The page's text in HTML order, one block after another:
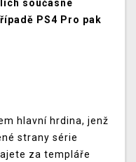
současné
PS4 Pro pak
hlavní hrdina, jenž
strany série
za templáře